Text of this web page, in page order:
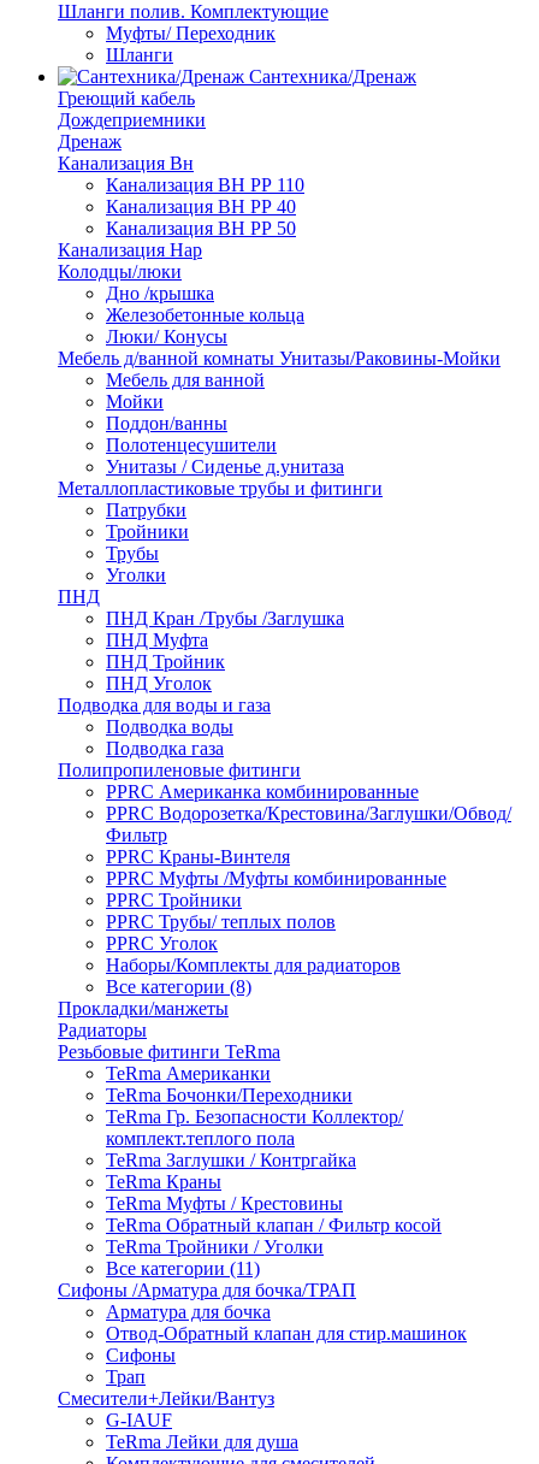
Шланги полив. Комплектующие
Муфты/ Переходник
Шланги
Сантехника/Дренаж
Греющий кабель
Дождеприемники
Дренаж
Канализация Вн
Канализация ВН РР 110
Канализация ВН РР 40
Канализация ВН РР 50
Канализация Нар
Колодцы/люки
Дно /крышка
Железобетонные кольца
Люки/ Конусы
Мебель д/ванной комнаты Унитазы/Раковины-Мойки
Мебель для ванной
Мойки
Поддон/ванны
Полотенцесушители
Унитазы / Сиденье д.унитаза
Металлопластиковые трубы и фитинги
Патрубки
Тройники
Трубы
Уголки
ПНД
ПНД Кран /Трубы /Заглушка
ПНД Муфта
ПНД Тройник
ПНД Уголок
Подводка для воды и газа
Подводка воды
Подводка газа
Полипропиленовые фитинги
PPRC Американка комбинированные
PPRC Водорозетка/Крестовина/Заглушки/Обвод/
Фильтр
PPRC Краны-Винтеля
PPRC Муфты /Муфты комбинированные
PPRC Тройники
PPRC Трубы/ теплых полов
PPRC Уголок
Наборы/Комплекты для радиаторов
Все категории (8)
Прокладки/манжеты
Радиаторы
Резьбовые фитинги TeRma
TeRma Американки
TeRma Бочонки/Переходники
TeRma Гр. Безопасности Коллектор/
комплект.теплого пола
TeRma Заглушки / Контргайка
TeRma Краны
TeRma Муфты / Крестовины
TeRma Обратный клапан / Фильтр косой
TeRma Тройники / Уголки
Все категории (11)
Сифоны /Арматура для бочка/ТРАП
Арматура для бочка
Отвод-Обратный клапан для стир.машинок
Сифоны
Трап
Смесители+Лейки/Вантуз
G-IAUF
TeRma Лейки для душа